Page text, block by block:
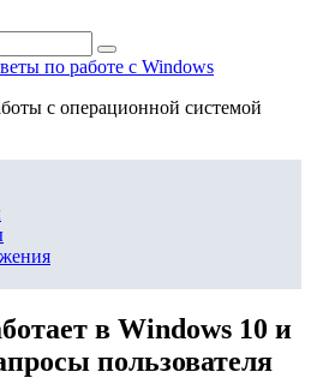
по работе с Windows
с операционной системой
в Windows 10 и
пользователя